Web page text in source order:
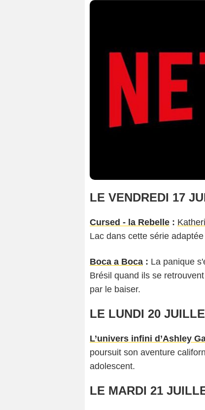
LE VENDREDI 17
Cursed - la Rebelle :
Lac dans cette série
Boca a Boca : La panique
Brésil quand ils se
par le baiser.
LE LUNDI 20
L’univers infini d’Ashley
poursuit son aventure
adolescent.
LE MARDI 21